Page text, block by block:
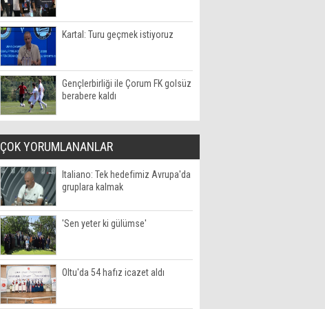
Kartal: Turu geçmek istiyoruz
Gençlerbirliği ile Çorum FK golsüz
berabere kaldı
ÇOK YORUMLANANLAR
Italiano: Tek hedefimiz Avrupa'da
gruplara kalmak
'Sen yeter ki gülümse'
Oltu'da 54 hafız icazet aldı